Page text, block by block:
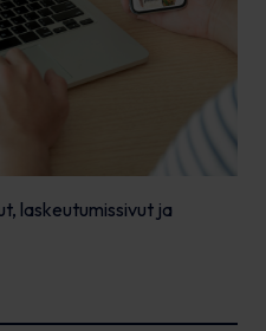
laskeutumissivut ja